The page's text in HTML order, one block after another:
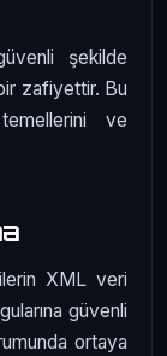
şekilde
bir zafiyettir. Bu
ve
XML veri
güvenli
ortaya